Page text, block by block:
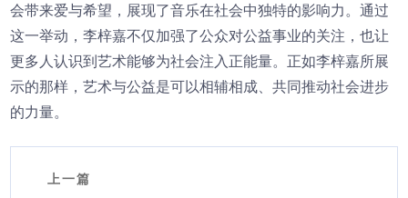
会带来爱与希望，展现了音乐在社会中独特的影响力。通过
这一举动，李梓嘉不仅加强了公众对公益事业的关注，也让
更多人认识到艺术能够为社会注入正能量。正如李梓嘉所展
示的那样，艺术与公益是可以相辅相成、共同推动社会进步
的力量。
上一篇